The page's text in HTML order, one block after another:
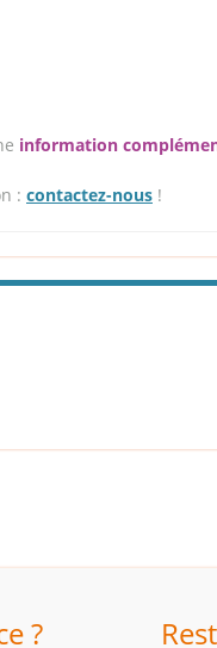
information
: contactez-nous !
?